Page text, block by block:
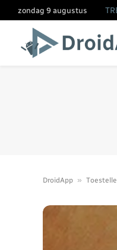
zondag 9 augustus
DroidApp »